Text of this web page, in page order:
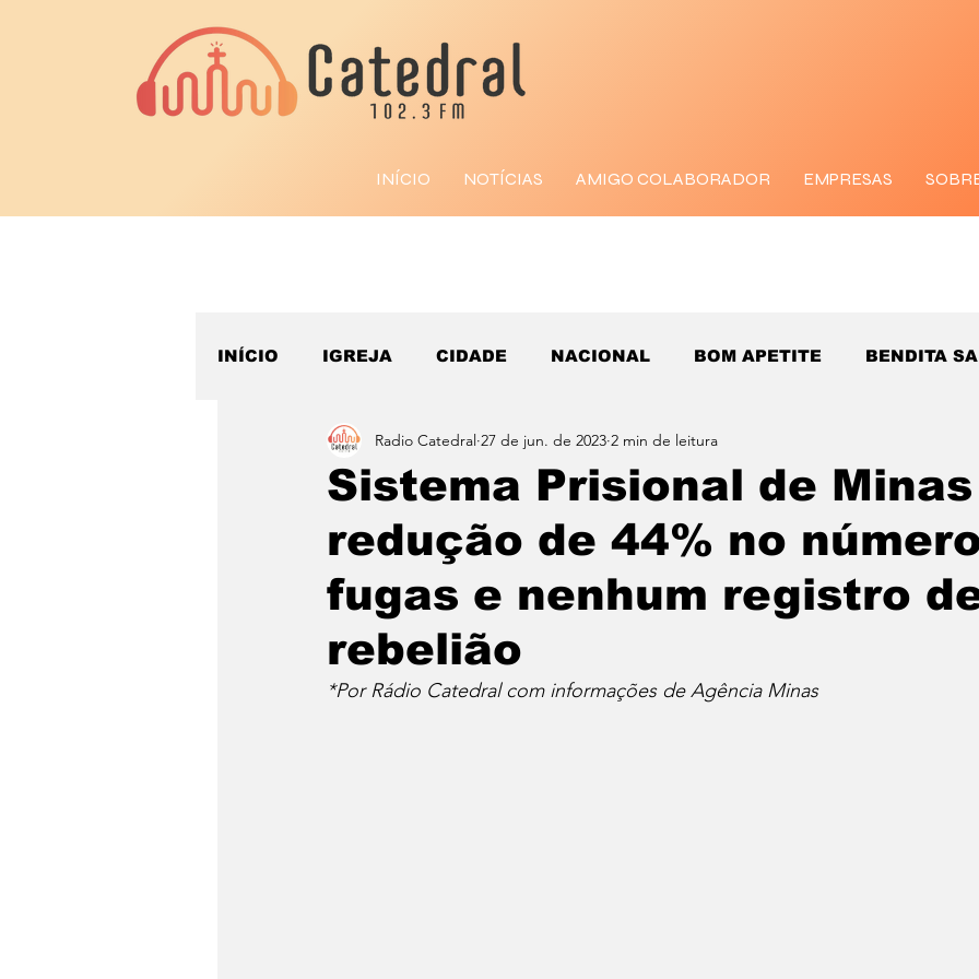
INÍCIO NOTÍCIAS AMIGO COLABORADOR EMPRESAS
INÍCIO IGREJA CIDADE NACIONAL BOM APETITE BENDITA
ESPORTE
Sistema Prisional de
redução de 44% no
fugas e nenhum registro
rebelião
Radio Catedral 27 de jun. de 2023 2 min de leitura
*Por Rádio Catedral com informações de Agência Minas